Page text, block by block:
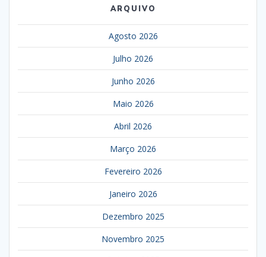
ARQUIVO
Agosto 2026
Julho 2026
Junho 2026
Maio 2026
Abril 2026
Março 2026
Fevereiro 2026
Janeiro 2026
Dezembro 2025
Novembro 2025